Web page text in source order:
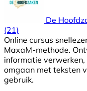
De
(21)
Online cursus
MaxaM-methode.
informatie
omgaan met teksten
gebruik.